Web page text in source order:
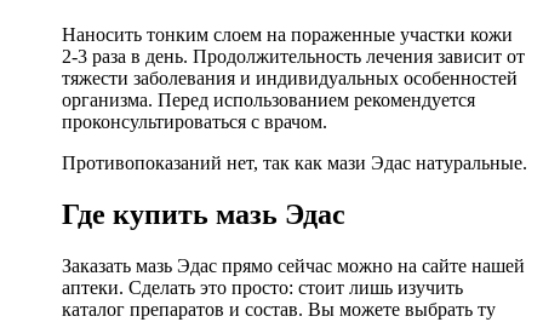
Наносить тонким слоем на пораженные участки кожи
2-3 раза в день. Продолжительность лечения зависит от
тяжести заболевания и индивидуальных особенностей
организма. Перед использованием рекомендуется
проконсультироваться с врачом.
Противопоказаний нет, так как мази Эдас натуральные.
Где купить мазь Эдас
Заказать мазь Эдас прямо сейчас можно на сайте нашей
аптеки. Сделать это просто: стоит лишь изучить
каталог препаратов и состав. Вы можете выбрать ту